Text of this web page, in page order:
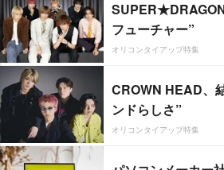
フューチャー”
オリコンタイアップ特集
CROWN HEAD、
ンドらしさ”
オリコンタイアップ特集